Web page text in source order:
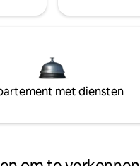
met diensten